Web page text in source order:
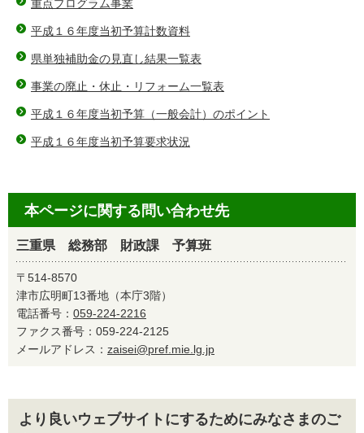
重点プログラム事業
平成１６年度当初予算計数資料
県単独補助金の見直し結果一覧表
事業の廃止・休止・リフォーム一覧表
平成１６年度当初予算（一般会計）のポイント
平成１６年度当初予算要求状況
本ページに関する問い合わせ先
三重県 総務部 財政課 予算班
〒514-8570
津市広明町13番地（本庁3階）
電話番号： 059-224-2216
ファクス番号：059-224-2125
メールアドレス： zaisei@pref.mie.lg.jp
より良いウェブサイトにするためにみなさまのご